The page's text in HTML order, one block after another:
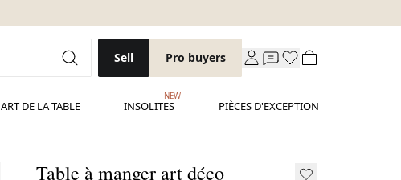
Sell Pro buyers
ART DE LA TABLE INSOLITES
NEW
PIÈCES D'EXCEPTION
Table à manger art déco